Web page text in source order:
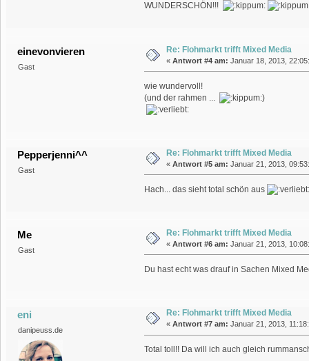
WUNDERSCHÖN!!!
einevonvieren
Gast
Re: Flohmarkt trifft Mixed Media
« Antwort #4 am: Januar 18, 2013,
wie wundervoll!
(und der rahmen ...
)
Pepperjenni^^
Gast
Re: Flohmarkt trifft Mixed Media
« Antwort #5 am: Januar 21, 2013,
Hach... das sieht total schön aus
Me
Gast
Re: Flohmarkt trifft Mixed Media
« Antwort #6 am: Januar 21, 2013,
Du hast echt was drauf in Sachen Mixed
eni
danipeuss.de
Re: Flohmarkt trifft Mixed Media
« Antwort #7 am: Januar 21, 2013,
Total toll!! Da will ich auch gleich